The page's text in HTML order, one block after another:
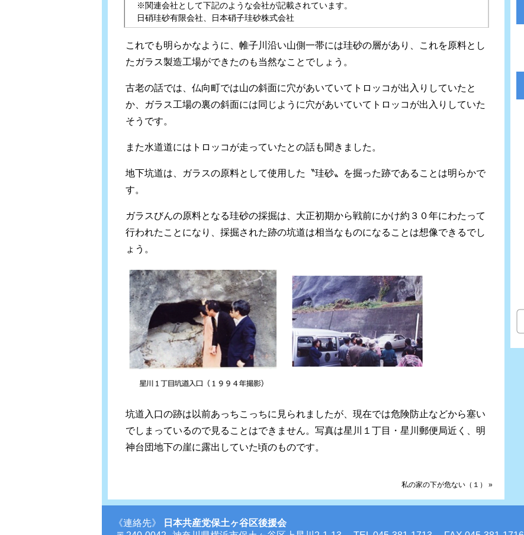
※関連会社として下記のような会社が記載されています。
日硝珪砂有限会社、日本硝子珪砂株式会社
これでも明らかなように、帷子川沿い山側一帯には珪砂の層があり、これを原料とし
たガラス製造工場ができたのも当然なことでしょう。
古老の話では、仏向町では山の斜面に穴があいていてトロッコが出入りしていたと
か、ガラス工場の裏の斜面には同じように穴があいていてトロッコが出入りしていた
そうです。
また水道道にはトロッコが走っていたとの話も聞きました。
地下坑道は、ガラスの原料として使用した〝珪砂〟を掘った跡であることは明らかで
す。
ガラスびんの原料となる珪砂の採掘は、大正初期から戦前にかけ約３０年にわたって
行われたことになり、採掘された跡の坑道は相当なものになることは想像できるでし
ょう。
坑道入口の跡は以前あっちこっちに見られましたが、現在では危険防止などから塞い
でしまっているので見ることはできません。写真は星川１丁目・星川郵便局近く、明
神台団地下の崖に露出していた頃のものです。
私の家の下が危ない（１） »
《連絡先》
日本共産党保土ヶ谷区後援会